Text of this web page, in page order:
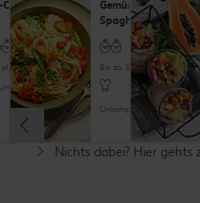
Cranberry-
60 Minuten
Gemüse-
Spaghetti
Bis zu 30 Minuten
Unkompliziert
Nichts dabei? Hier gehts